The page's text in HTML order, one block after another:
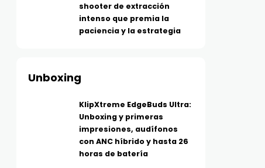
shooter de extracción
intenso que premia la
paciencia y la estrategia
Unboxing
KlipXtreme EdgeBuds Ultra:
Unboxing y primeras
impresiones, audífonos
con ANC híbrido y hasta 26
horas de batería